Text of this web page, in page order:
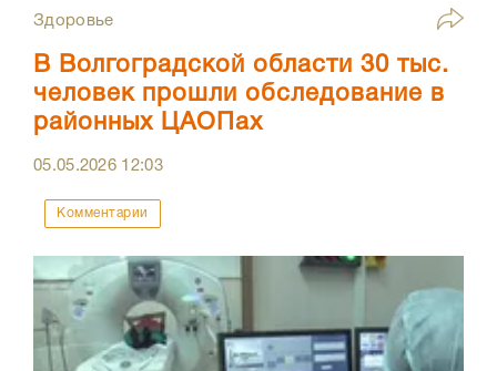
Здоровье
В Волгоградской области 30 тыс.
человек прошли обследование в
районных ЦАОПах
05.05.2026 12:03
Комментарии